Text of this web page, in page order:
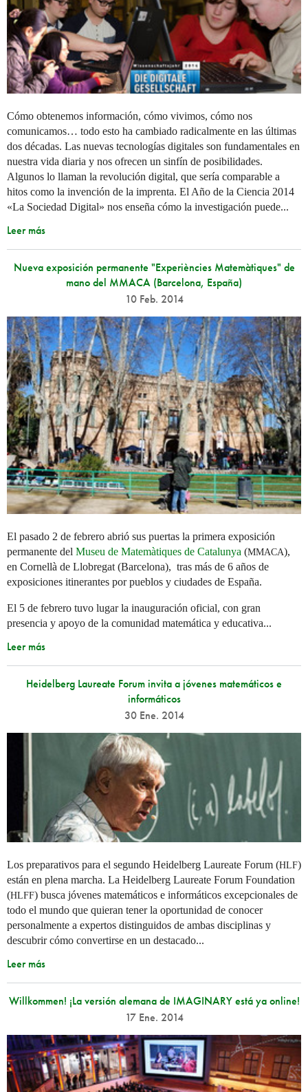
Cómo obtenemos información, cómo vivimos, cómo nos
comunicamos… todo esto ha cambiado radicalmente en las últimas
dos décadas. Las nuevas tecnologías digitales son fundamentales en
nuestra vida diaria y nos ofrecen un sinfín de posibilidades.
Algunos lo llaman la revolución digital, que sería comparable a
hitos como la invención de la imprenta. El Año de la Ciencia 2014
«La Sociedad Digital» nos enseña cómo la investigación puede...
Leer más
Nueva exposición permanente "Experiències Matemàtiques" de
mano del MMACA (Barcelona, España)
10 Feb. 2014
El pasado 2 de febrero abrió sus puertas la primera exposición
permanente del Museu de Matemàtiques de Catalunya (MMACA),
en Cornellà de Llobregat (Barcelona), tras más de 6 años de
exposiciones itinerantes por pueblos y ciudades de España.
El 5 de febrero tuvo lugar la inauguración oficial, con gran
presencia y apoyo de la comunidad matemática y educativa...
Leer más
Heidelberg Laureate Forum invita a jóvenes matemáticos e
informáticos
30 Ene. 2014
Los preparativos para el segundo Heidelberg Laureate Forum (HLF)
están en plena marcha. La Heidelberg Laureate Forum Foundation
(HLFF) busca jóvenes matemáticos e informáticos excepcionales de
todo el mundo que quieran tener la oportunidad de conocer
personalmente a expertos distinguidos de ambas disciplinas y
descubrir cómo convertirse en un destacado...
Leer más
Willkommen! ¡La versión alemana de IMAGINARY está ya online!
17 Ene. 2014